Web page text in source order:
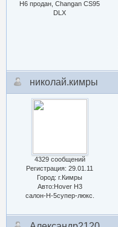
Н6 продан, Changan CS95
DLX
николай.кимры
4329 сообщений
Регистрация: 29.01.11
Город: г.Кимры
Авто:Hover H3
салон-Н-5супер-люкс.